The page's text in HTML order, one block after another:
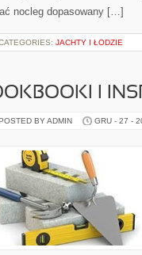
nocleg dopasowany […]
JACHTY I ŁODZIE
I
BY ADMIN GRU - 27 -